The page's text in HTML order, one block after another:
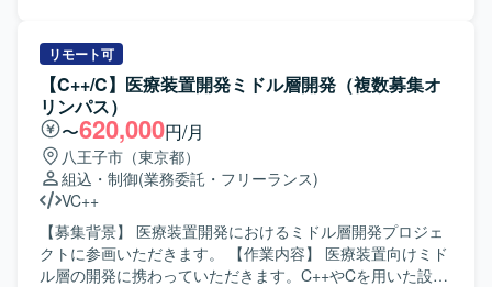
だきます。 【求める人物像】 C#およびWPFを用いた開発
経験を活かし、仕様を的確に理解して自走して作業を進め
られる方を求めています。オブジェクト指向を意識した設
計・実装ができ、チーム内でのコミュニケーションを大切
にできる方が望ましいです。 【ポジションの魅力】 精密測
定機器という専門性の高い領域での開発経験を積むことが
でき、C#やWPFを用いたWindowsアプリケーション開発ス
キルをさらに深めていただけます。長期的な参画を通じ
て、要件理解からテストまで一連の工程に携わることがで
きます。 【開発環境】 C#、WPFを用いたWindowsアプリ
ケーション開発環境での作業となります。
リモート可
【C++/C】医療装置開発ミドル層開発（複数募集オ
リンパス）
〜620,000円/月
八王子市（東京都）
組込・制御(業務委託・フリーランス)
VC++
【募集背景】 医療装置開発におけるミドル層開発プロジェ
クトに参画いただきます。 【作業内容】 医療装置向けミド
ル層の開発に携わっていただきます。C++やCを用いた設計